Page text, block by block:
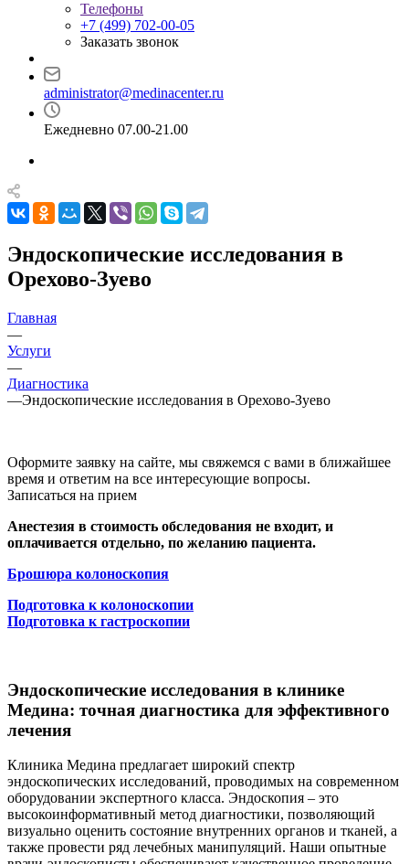
Телефоны
+7 (499) 702-00-05
Заказать звонок
administrator@medinacenter.ru
Ежедневно 07.00-21.00
Эндоскопические исследования в
Орехово-Зуево
Главная
—
Услуги
—
Диагностика
—Эндоскопические исследования в Орехово-Зуево
Оформите заявку на сайте, мы свяжемся с вами в ближайшее
время и ответим на все интересующие вопросы.
Записаться на прием
Анестезия в стоимость обследования не входит, и
оплачивается отдельно, по желанию пациента.
Брошюра колоноскопия
Подготовка к колоноскопии
Подготовка к гастроскопии
Эндоскопические исследования в клинике
Медина: точная диагностика для эффективного
лечения
Клиника Медина предлагает широкий спектр
эндоскопических исследований, проводимых на современном
оборудовании экспертного класса. Эндоскопия – это
высокоинформативный метод диагностики, позволяющий
визуально оценить состояние внутренних органов и тканей, а
также провести ряд лечебных манипуляций. Наши опытные